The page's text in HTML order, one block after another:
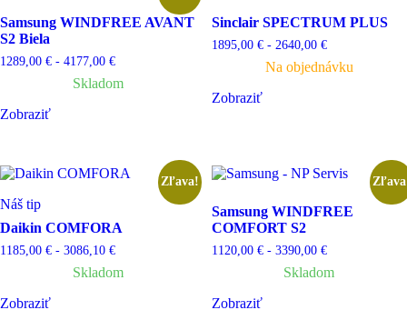
Samsung WINDFREE AVANT
S2 Biela
1289,00 € - 4177,00 €
Skladom
Zobraziť
Sinclair SPECTRUM PLUS
1895,00 €- 2640,00 €
Na objednávku
Zobraziť
Zľava!
Náš tip
Daikin COMFORA
1185,00 € - 3086,10 €
Skladom
Zobraziť
Samsung WINDFREE
COMFORT S2
1120,00 €- 3390,00 €
Skladom
Zobraziť